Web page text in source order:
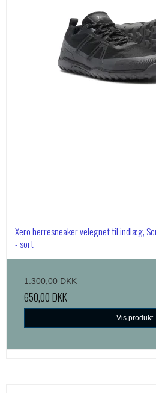
Xero herresneaker velegnet til indlæg,
- sort
1.300,00 DKK
650,00 DKK
Vis produkt